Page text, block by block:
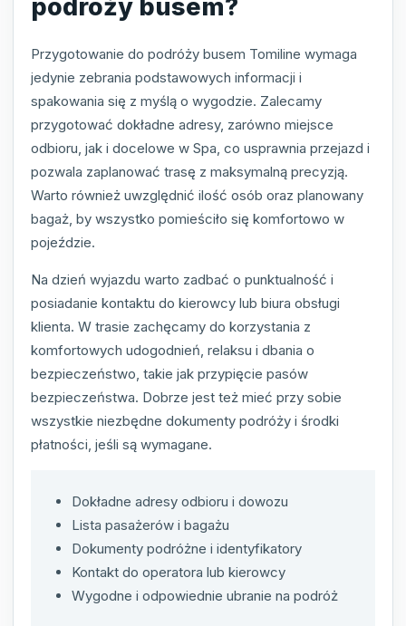
podróży busem?
Przygotowanie do podróży busem Tomiline wymaga
jedynie zebrania podstawowych informacji i
spakowania się z myślą o wygodzie. Zalecamy
przygotować dokładne adresy, zarówno miejsce
odbioru, jak i docelowe w Spa, co usprawnia przejazd i
pozwala zaplanować trasę z maksymalną precyzją.
Warto również uwzględnić ilość osób oraz planowany
bagaż, by wszystko pomieściło się komfortowo w
pojeździe.
Na dzień wyjazdu warto zadbać o punktualność i
posiadanie kontaktu do kierowcy lub biura obsługi
klienta. W trasie zachęcamy do korzystania z
komfortowych udogodnień, relaksu i dbania o
bezpieczeństwo, takie jak przypięcie pasów
bezpieczeństwa. Dobrze jest też mieć przy sobie
wszystkie niezbędne dokumenty podróży i środki
płatności, jeśli są wymagane.
Dokładne adresy odbioru i dowozu
Lista pasażerów i bagażu
Dokumenty podróżne i identyfikatory
Kontakt do operatora lub kierowcy
Wygodne i odpowiednie ubranie na podróż